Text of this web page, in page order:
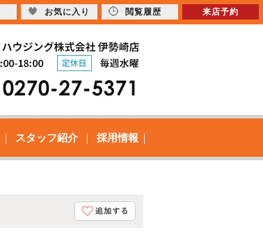
スタッフ紹介 採用情報
お気に入り 閲覧履歴 来店予約